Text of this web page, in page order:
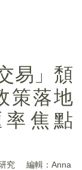
易」頹
策落地
焦點
究 編輯：Anna